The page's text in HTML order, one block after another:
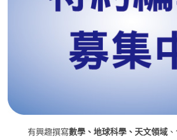
有興趣撰寫數學、地球科學、天文領域